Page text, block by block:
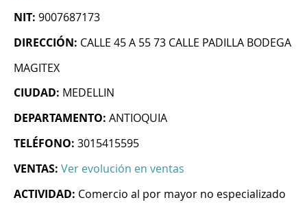
NIT: 9007687173
DIRECCIÓN: CALLE 45 A 55 73 CALLE PADILLA BODEGA
MAGITEX
CIUDAD: MEDELLIN
DEPARTAMENTO: ANTIOQUIA
TELÉFONO: 3015415595
VENTAS: Ver evolución en ventas
ACTIVIDAD: Comercio al por mayor no especializado